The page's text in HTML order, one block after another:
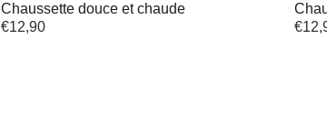
Chaussette douce et chaude
€12,90
€